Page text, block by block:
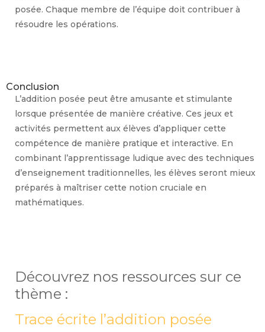
posée. Chaque membre de l’équipe doit contribuer à
résoudre les opérations.
Conclusion
L’addition posée peut être amusante et stimulante
lorsque présentée de manière créative. Ces jeux et
activités permettent aux élèves d’appliquer cette
compétence de manière pratique et interactive. En
combinant l’apprentissage ludique avec des techniques
d’enseignement traditionnelles, les élèves seront mieux
préparés à maîtriser cette notion cruciale en
mathématiques.
Découvrez nos ressources sur ce
thème :
Trace écrite l’addition posée